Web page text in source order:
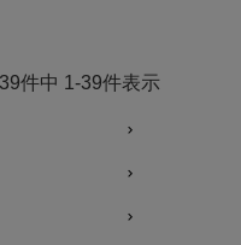
39件中 1 -39件表示